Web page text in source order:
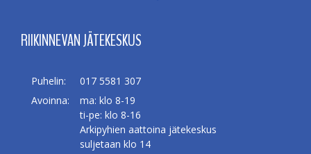
RIIKINNEVAN JÄTEKESKUS
Puhelin:
017 5581 307
Avoinna:
ma: klo 8-19
ti-pe: klo 8-16
Arkipyhien aattoina jätekeskus
suljetaan klo 14